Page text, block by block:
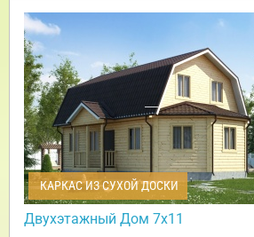
КАРКАС ИЗ СУХОЙ ДОСКИ
Двухэтажный Дом 7х11